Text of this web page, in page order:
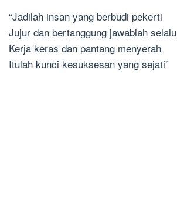
“Jadilah insan yang berbudi pekerti
Jujur dan bertanggung jawablah selalu
Kerja keras dan pantang menyerah
Itulah kunci kesuksesan yang sejati”